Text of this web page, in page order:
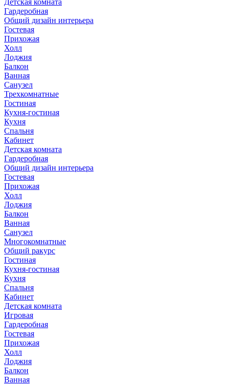
Детская комната
Гардеробная
Общий дизайн интерьера
Гостевая
Прихожая
Холл
Лоджия
Балкон
Ванная
Санузел
Трехкомнатные
Гостиная
Кухня-гостиная
Кухня
Спальня
Кабинет
Детская комната
Гардеробная
Общий дизайн интерьера
Гостевая
Прихожая
Холл
Лоджия
Балкон
Ванная
Санузел
Многокомнатные
Общий ракурс
Гостиная
Кухня-гостиная
Кухня
Спальня
Кабинет
Детская комната
Игровая
Гардеробная
Гостевая
Прихожая
Холл
Лоджия
Балкон
Ванная